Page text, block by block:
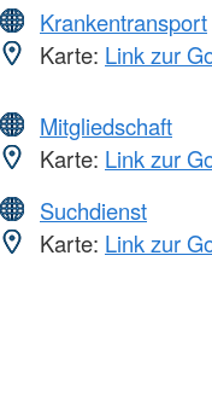
Krankentransport
Karte: Link zur
Mitgliedschaft
Karte: Link zur
Suchdienst
Karte: Link zur